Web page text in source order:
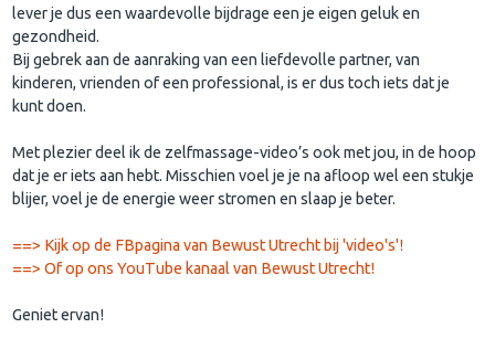
lever je dus een waardevolle bijdrage een je eigen geluk en
gezondheid.
Bij gebrek aan de aanraking van een liefdevolle partner, van
kinderen, vrienden of een professional, is er dus toch iets dat je
kunt doen.
Met plezier deel ik de zelfmassage-video’s ook met jou, in de hoop
dat je er iets aan hebt. Misschien voel je je na afloop wel een stukje
blijer, voel je de energie weer stromen en slaap je beter.
==> Kijk op de FBpagina van Bewust Utrecht bij 'video's'!
==> Of op ons YouTube kanaal van Bewust Utrecht!
Geniet ervan!